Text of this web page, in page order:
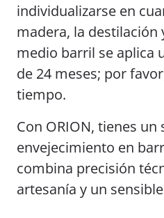
individualizarse en
madera, la destilación
medio barril se aplica
de 24 meses; por
tiempo.
Con ORION, tienes un
envejecimiento en
combina precisión
artesanía y un